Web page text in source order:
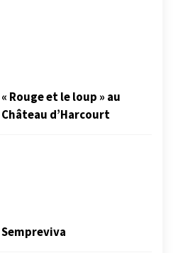
« Rouge et le loup » au
Château d’Harcourt
Sempreviva